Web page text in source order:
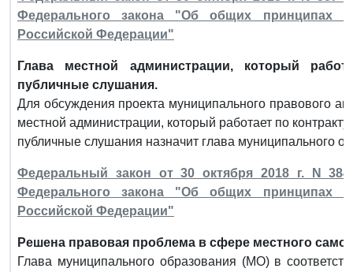
Федерального закона "Об общих принципах
Российской Федерации"
Глава местной администрации, который
публичные слушания.
Для обсуждения проекта муниципального правового
местной администрации, который работает по
публичные слушания назначит глава муниципального
Федеральный закон от 30 октября 2018 г. N
Федерального закона "Об общих принципах
Российской Федерации"
Решена правовая проблема в сфере местного
Глава муниципального образования (МО) в